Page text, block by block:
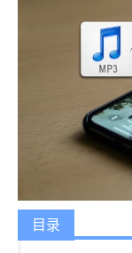
目录